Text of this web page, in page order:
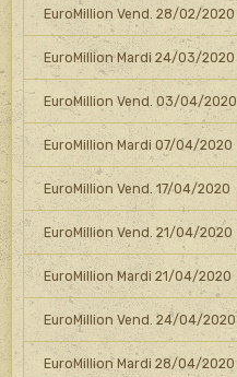
EuroMillion Vend. 28/02/2020
EuroMillion Mardi 24/03/2020
EuroMillion Vend. 03/04/2020
EuroMillion Mardi 07/04/2020
EuroMillion Vend. 17/04/2020
EuroMillion Vend. 21/04/2020
EuroMillion Mardi 21/04/2020
EuroMillion Vend. 24/04/2020
EuroMillion Mardi 28/04/2020